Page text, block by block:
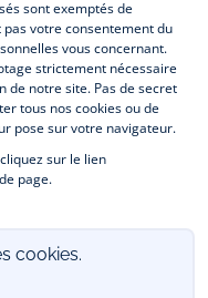
pour filles et garçons.
de fin d’année et trouvez
événement est arrivé ?
. Bénéficiez également de
Guettez les
Jacadi avec des
au programme de Fidélité
. Retrouvez la collection
chaud, Jacadi vous propose
de prévue ? Trouvez une